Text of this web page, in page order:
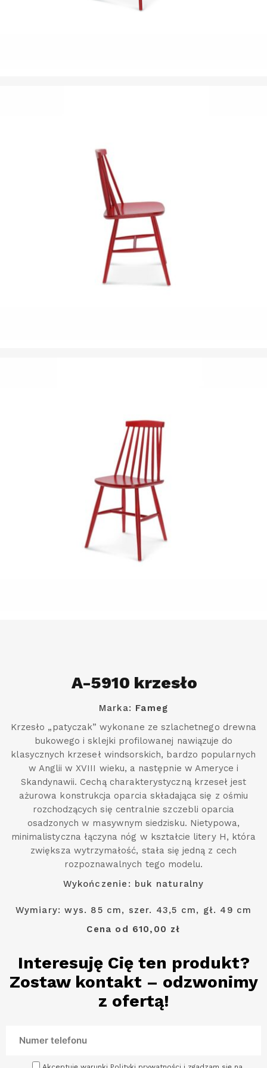
A-5910 krzesło
Marka: Fameg
Krzesło „patyczak” wykonane ze szlachetnego drewna
bukowego i sklejki profilowanej nawiązuje do
klasycznych krzeseł windsorskich, bardzo popularnych
w Anglii w XVIII wieku, a następnie w Ameryce i
Skandynawii. Cechą charakterystyczną krzeseł jest
ażurowa konstrukcja oparcia składająca się z ośmiu
rozchodzących się centralnie szczebli oparcia
osadzonych w masywnym siedzisku. Nietypowa,
minimalistyczna łączyna nóg w kształcie litery H, która
zwiększa wytrzymałość, stała się jedną z cech
rozpoznawalnych tego modelu.
Wykończenie: buk naturalny
Wymiary: wys. 85 cm, szer. 43,5 cm, gł. 49 cm
Cena od 610,00 zł
Interesuję Cię ten produkt?
Zostaw kontakt – odzwonimy
z ofertą!